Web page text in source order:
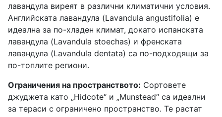
лавандула виреят в различни климатични условия.
Английската лавандула (Lavandula angustifolia) е
идеална за по-хладен климат, докато испанската
лавандула (Lavandula stoechas) и френската
лавандула (Lavandula dentata) са по-подходящи за
по-топлите региони.
Ограничения на пространството: Сортовете
джуджета като „Hidcote“ и „Munstead“ са идеални
за тераси с ограничено пространство. Те растат